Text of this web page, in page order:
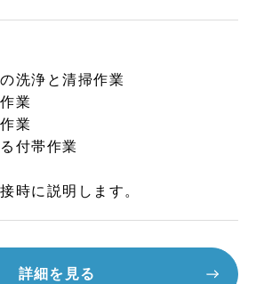
洗浄と清掃作業
業
業
付帯作業
時に説明します。
詳細を見る